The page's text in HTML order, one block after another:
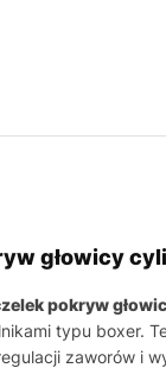
głowicy
pokryw
typu boxer.
zaworów i